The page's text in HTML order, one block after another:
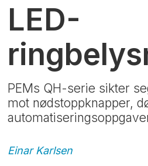
LED-
PEMs QH-serie sikter
mot nødstoppknapper,
Einar Karlsen